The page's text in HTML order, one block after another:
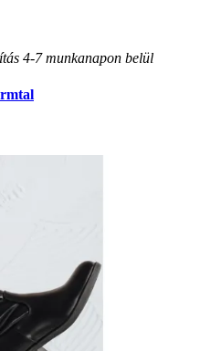
4-7 munkanapon belül